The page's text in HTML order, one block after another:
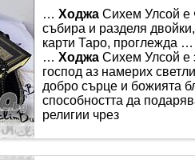
… Ходжа Сихем Улсой
събира и разделя
карти Таро, проглежда …
… Ходжа Сихем Улсой е
господ аз намерих
добро сърце и
способността да
религии чрез